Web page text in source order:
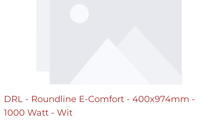
DRL - Roundline E-Comfort - 400x974mm -
1000 Watt - Wit